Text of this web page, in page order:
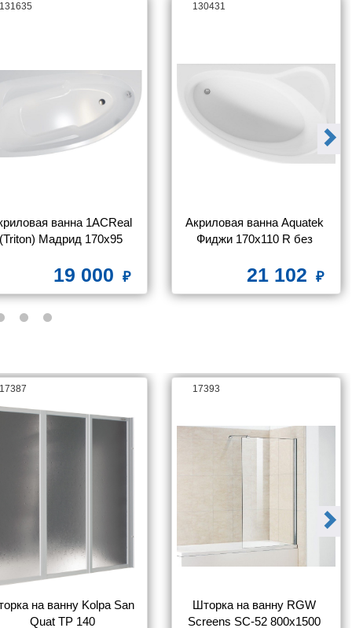
ванна 1ACReal
(Triton) Мадрид 170х95
19 000
130431
Акриловая ванна Aquatek
Фиджи 170х110 R без
21 102
на ванну Kolpa San
Quat TP 140
17393
Шторка на ванну RGW
Screens SC-52 800x1500